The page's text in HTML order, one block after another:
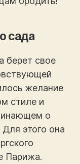
сада
берет свое
желание
стиле и
о
этого она
Парижа.